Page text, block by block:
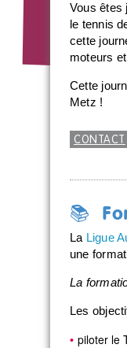
Vous êtes
le tennis
cette
moteurs
Cette
Metz !
CONTACT
📚
La Ligue
une
La
Les
piloter le